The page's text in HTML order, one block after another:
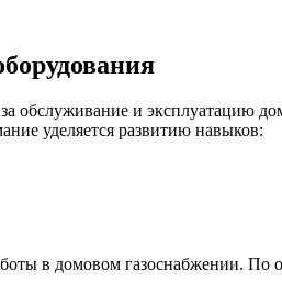
обслуживание и эксплуатацию
уделяется развитию навыков:
в домовом газоснабжении. По